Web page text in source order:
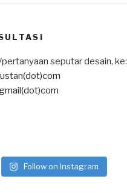
seputar desain, ke:
Follow on Instagram